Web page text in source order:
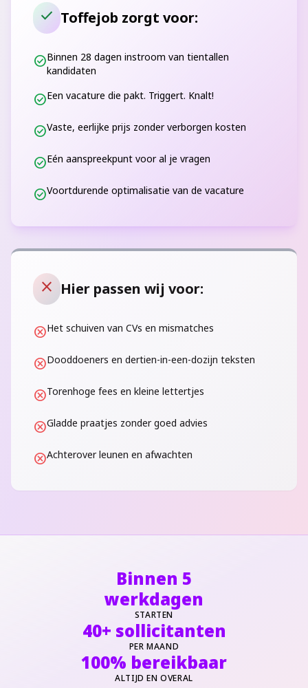
check Toffejob zorgt voor:
check_circleBinnen 28 dagen instroom van tientallen
kandidaten
check_circleEen vacature die pakt. Triggert. Knalt!
check_circleVaste, eerlijke prijs zonder verborgen kosten
check_circleEén aanspreekpunt voor al je vragen
check_circleVoortdurende optimalisatie van de vacature
close Hier passen wij voor:
cancelHet schuiven van CVs en mismatches
cancelDooddoeners en dertien-in-een-dozijn teksten
cancelTorenhoge fees en kleine lettertjes
cancelGladde praatjes zonder goed advies
cancelAchterover leunen en afwachten
Binnen 5
werkdagen
STARTEN
40+ sollicitanten
PER MAAND
100% bereikbaar
ALTIJD EN OVERAL